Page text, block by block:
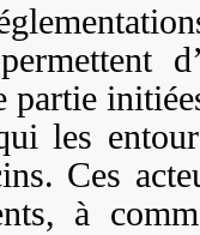
partie
les
Ces
à